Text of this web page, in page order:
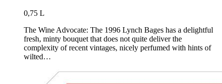
0,75 L
The Wine Advocate: The 1996 Lynch Bages has a delightful
fresh, minty bouquet that does not quite deliver the
complexity of recent vintages, nicely perfumed with hints of
wilted…